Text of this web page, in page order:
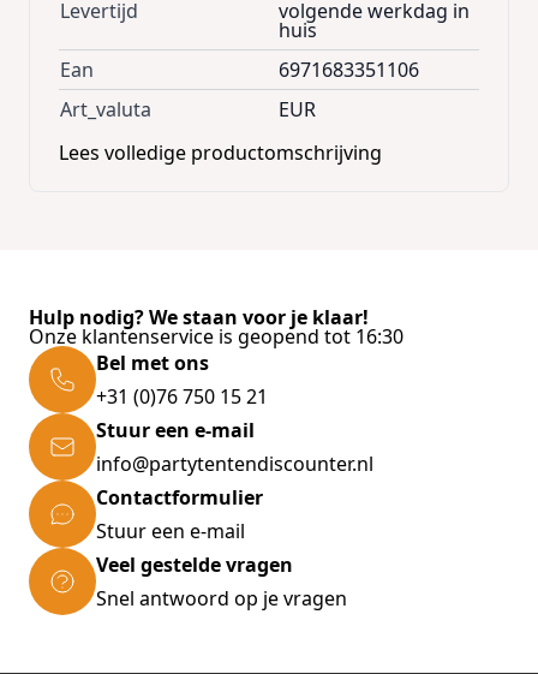
WAAROM DIY BOOK NOOK KIT?
Geen extra gereedschap nodig.
Creatief ontwerp inspireert verbeelding en
creativiteit
Ambachtelijke ervaring stimuleert leren,
Levertijd volgende werkdag in
huis
Ean
6971683351106
Art_valuta
EUR
Lees volledige productomschrijving
Hulp nodig? We staan voor je klaar!
Onze klantenservice is geopend tot 16:30
Bel met ons
+31 (0)76 750 15 21
Stuur een e-mail
info@partytentendiscounter.nl
Contactformulier
Stuur een e-mail
Veel gestelde vragen
Snel antwoord op je vragen